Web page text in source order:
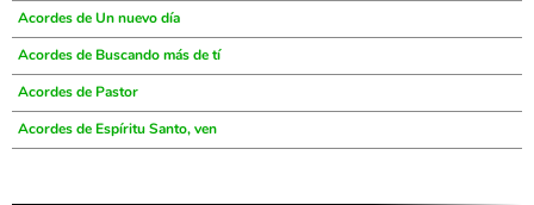
Acordes de Un nuevo día
Acordes de Buscando más de tí
Acordes de Pastor
Acordes de Espíritu Santo, ven